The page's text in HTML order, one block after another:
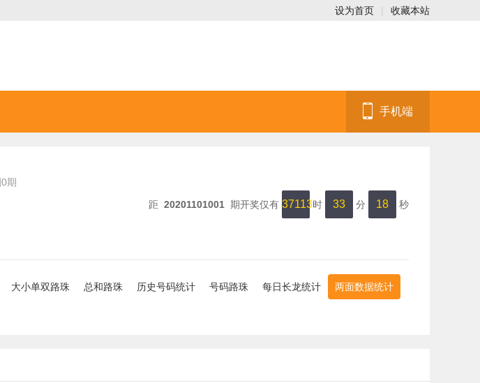
设为首页 | 收藏本站
手机端
0期
距 20201101001 期开奖仅有 37113时 33 分 17 秒
大小单双路珠 总和路珠 历史号码统计 号码路珠 每日长龙统计 两面数据统计